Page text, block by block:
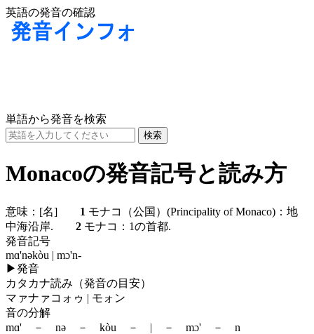
英語の発音の確認
単語から発音を検索
Monacoの発音記号と読み方
意味： [名] 1 モナコ（公国）(Principality of Monaco)：地
中海沿岸. 2 モナコ：1の首都.
発音記号
mɑ'nəkòu | mɔ'n-
▶発音
カタカナ読み（発音の目安）
マァナァコォゥ | モォン
音の分解
mɑ' － nə － kòu － | － mɔ' － n